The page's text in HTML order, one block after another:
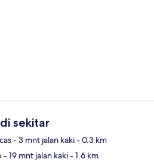
sekitar
- 3 mnt jalan kaki- 0.3 km
- 19 mnt jalan kaki- 1.6 km